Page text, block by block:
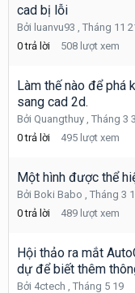
cad bị lỗi
Bởi luanvu93
Tháng 11
0 trả lời 508 lượt xem
Làm thế nào để phá
sang cad 2d.
Bởi Quangthuy Tháng 3
0 trả lời 495 lượt xem
Một hình được thể
Bởi Boki Babo
Tháng 3
0 trả lời 489 lượt xem
Hội thảo ra mắt
dự để biết thêm
Bởi 4ctech
Tháng 5 19